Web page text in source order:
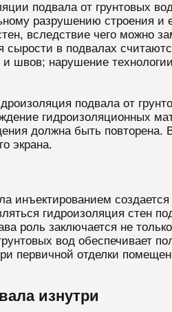
подвала от грунтовых
разрушению строения
вследствие чего можно
в подвалах
швов; нарушение
подвала от
гидроизоляционных
должна быть
экрана.
инъектированием
гидроизоляция стен
роль заключается не
вод обеспечивает
первичной отделки
изнутри